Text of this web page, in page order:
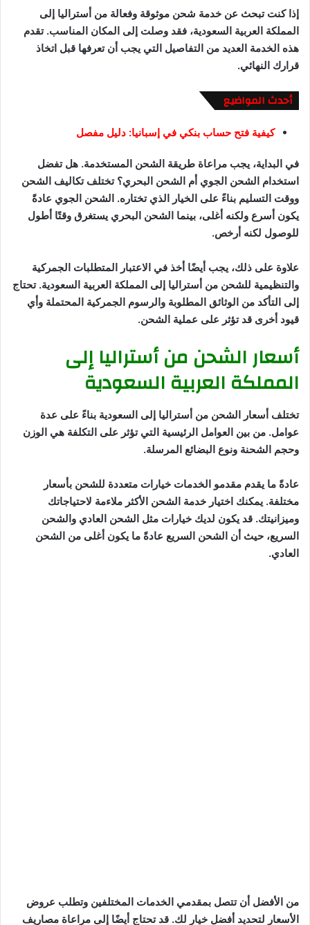
إذا كنت تبحث عن خدمة شحن موثوقة وفعالة من أستراليا إلى
المملكة العربية السعودية، فقد وصلت إلى المكان المناسب. تقدم
هذه الخدمة العديد من التفاصيل التي يجب أن تعرفها قبل اتخاذ
قرارك النهائي.
أحدث المواضيع
كيفية فتح حساب بنكي في إسبانيا: دليل مفصل
في البداية، يجب مراعاة طريقة الشحن المستخدمة. هل تفضل
استخدام الشحن الجوي أم الشحن البحري؟ تختلف تكاليف الشحن
ووقت التسليم بناءً على الخيار الذي تختاره. الشحن الجوي عادةً
يكون أسرع ولكنه أغلى، بينما الشحن البحري يستغرق وقتًا أطول
للوصول لكنه أرخص.
علاوة على ذلك، يجب أيضًا أخذ في الاعتبار المتطلبات الجمركية
والتنظيمية للشحن من أستراليا إلى المملكة العربية السعودية. تحتاج
إلى التأكد من الوثائق المطلوبة والرسوم الجمركية المحتملة وأي
قيود أخرى قد تؤثر على عملية الشحن.
أسعار الشحن من أستراليا إلى
المملكة العربية السعودية
تختلف أسعار الشحن من أستراليا إلى السعودية بناءً على عدة
عوامل. من بين العوامل الرئيسية التي تؤثر على التكلفة هي الوزن
وحجم الشحنة ونوع البضائع المرسلة.
عادةً ما يقدم مقدمو الخدمات خيارات متعددة للشحن بأسعار
مختلفة. يمكنك اختيار خدمة الشحن الأكثر ملاءمة لاحتياجاتك
وميزانيتك. قد يكون لديك خيارات مثل الشحن العادي والشحن
السريع، حيث أن الشحن السريع عادةً ما يكون أغلى من الشحن
العادي.
من الأفضل أن تتصل بمقدمي الخدمات المختلفين وتطلب عروض
الأسعار لتحديد أفضل خيار لك. قد تحتاج أيضًا إلى مراعاة مصاريف